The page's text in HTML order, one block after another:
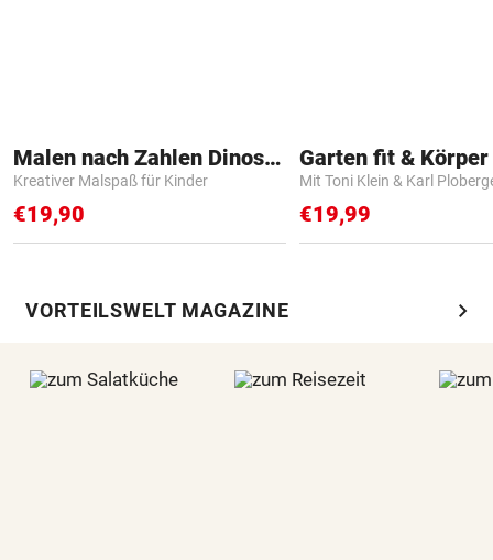
Malen nach Zahlen Dinosaurier
Kreativer Malspaß für Kinder
€19,90
Garten fit &
Mit Toni Klein & Karl
€19,99
VORTEILSWELT MAGAZINE chevron_right